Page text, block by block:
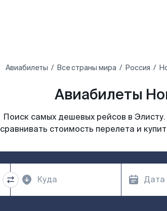
Авиабилеты Все страны мира Россия
Авиабилеты
Поиск самых дешевых рейсов в
сравнивать стоимость перелета и